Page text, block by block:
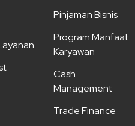
Pinjaman Bisnis
Program Manfaat
Karyawan
Cash
Management
Trade Finance